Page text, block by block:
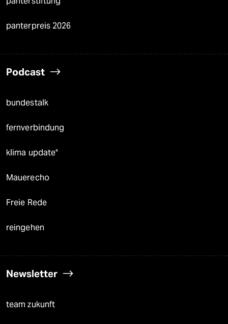
panterpreis 2026
Podcast
bundestalk
fernverbindung
klima update°
Mauerecho
Freie Rede
reingehen
Newsletter
team zukunft